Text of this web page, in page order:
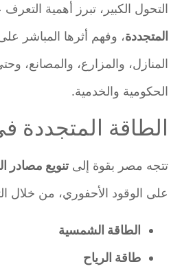
التحول الكبير، تبرز أهمية التعرف
المتجددة، وفهم أثرها المباشر على
المنازل، والمزارع، والمصانع،
الحكومية والخدمية.
الطاقة المتجددة
تتجه مصر بقوة إلىتنويع مصادر
على الوقود الأحفوري، من خلال
الطاقة الشمسية
طاقة الرياح